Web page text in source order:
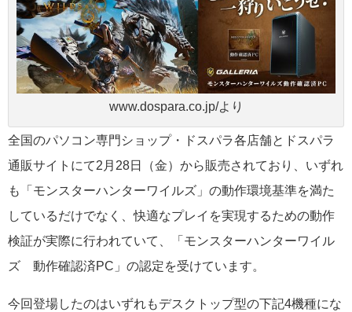
www.dospara.co.jp/より
全国のパソコン専門ショップ・ドスパラ各店舗とドスパラ
通販サイトにて2月28日（金）から販売されており、いずれ
も「モンスターハンターワイルズ」の動作環境基準を満た
しているだけでなく、快適なプレイを実現するための動作
検証が実際に行われていて、「モンスターハンターワイル
ズ 動作確認済PC」の認定を受けています。
今回登場したのはいずれもデスクトップ型の下記4機種にな